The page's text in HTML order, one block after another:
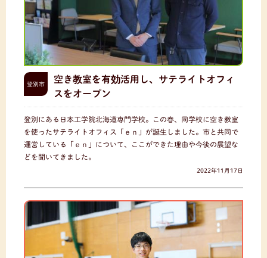
登別市
空き教室を有効活用し、サテライトオフィ
スをオープン
登別にある日本工学院北海道専門学校。この春、同学校に空き教室
を使ったサテライトオフィス「ｅｎ」が誕生しました。市と共同で
運営している「ｅｎ」について、ここができた理由や今後の展望な
どを聞いてきました。
2022年11月17日